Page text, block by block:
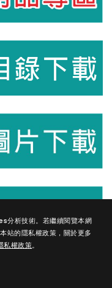
分析技術。若繼續閱覽本網
站的隱私權政策，關於更多
私權政策。